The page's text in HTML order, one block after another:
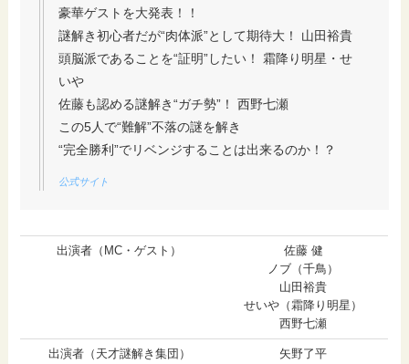
豪華ゲストを大発表！！
謎解き初心者だが“肉体派”として期待大！ 山田裕貴
頭脳派であることを“証明”したい！ 霜降り明星・せ
いや
佐藤も認める謎解き“ガチ勢”！ 西野七瀬
この5人で“難解”不落の謎を解き
“完全勝利”でリベンジすることは出来るのか！？
公式サイト
出演者（MC・ゲスト）
佐藤 健
ノブ（千鳥）
山田裕貴
せいや（霜降り明星）
西野七瀬
出演者（天才謎解き集団）
矢野了平